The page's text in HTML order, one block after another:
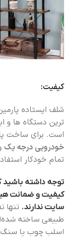
کیفیت:
شلف ایستاده
ترین دستگاه ها و
است. برای ساخت
خودرویی درجه یک
تمام خودکار
توجه داشته
کیفیت و ضمانت
سایت ندارند. تنها
طبیعی ساخته
اسلب چوب یا سنگ